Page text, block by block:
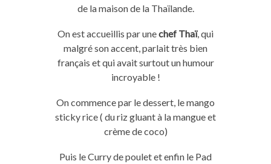
de la maison de la Thaïlande.
On est accueillis par unechef Thaï, qui
malgré son accent, parlait très bien
français et qui avait surtout un humour
incroyable !
On commence par le dessert, le mango
sticky rice ( du riz gluant à la mangue et
crème de coco)
Puis le Curry de poulet et enfin le Pad